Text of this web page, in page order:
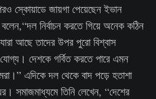
স্কোয়াডে জায়গা পেয়েছেন ইভান
নির্বাচন করতে গিয়ে অনেক কঠিন
আছে তাদের উপর পুরো বিশ্বাস
দেশকে গর্বিত করতে পারে এমন
এদিকে দল থেকে বাদ পড়ে হতাশা
সমাজমাধ্যমে তিনি লেখেন, “দেশের